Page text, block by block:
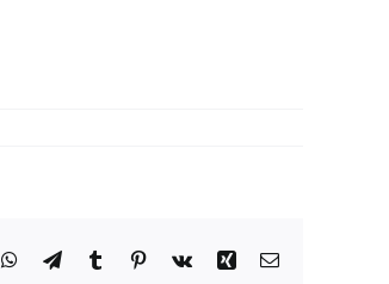
WhatsApp
TelegramTumblr Pinterest
Vk Xing Email